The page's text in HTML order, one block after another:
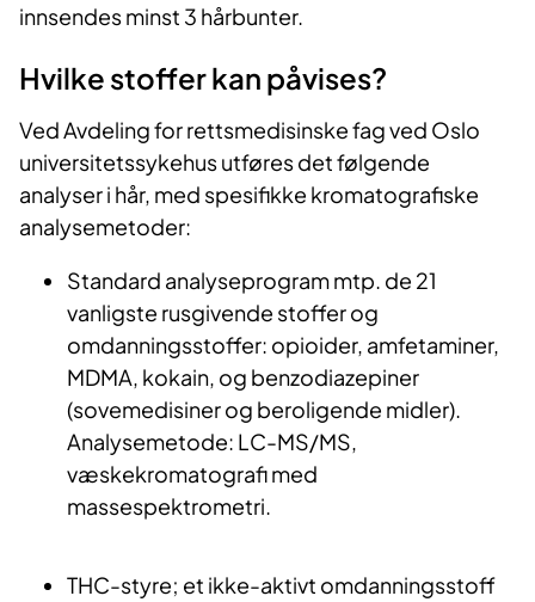
innsendes minst 3 hårbunter.
Hvilke stoffer kan påvises?
Ved Avdeling for rettsmedisinske fag ved Oslo
universitetssykehus utføres det følgende
analyser i hår, med spesifikke kromatografiske
analysemetoder:
Standard analyseprogram mtp. de 21
vanligste rusgivende stoffer og
omdanningsstoffer: opioider, amfetaminer,
MDMA, kokain, og benzodiazepiner
(sovemedisiner og beroligende midler).
Analysemetode: LC-MS/MS,
væskekromatografi med
massespektrometri.
THC-styre; et ikke-aktivt omdanningsstoff